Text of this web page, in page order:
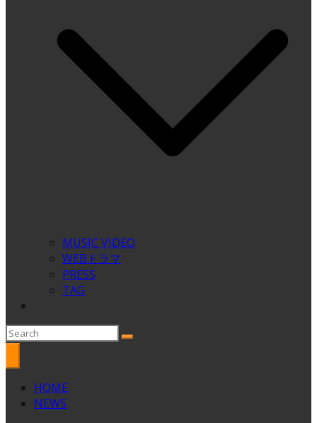
MUSIC VIDEO
WEBドラマ
PRESS
TAG
HOME
NEWS